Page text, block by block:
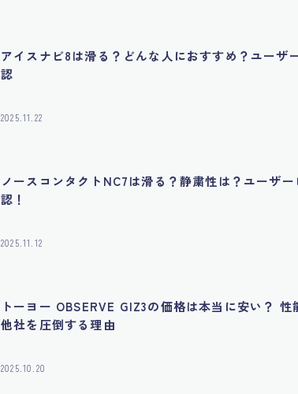
アイスナビ8は滑る？どんな人におすすめ？ユーザ
認
2025.11.22
ノースコンタクトNC7は滑る？静粛性は？ユーザ
認！
2025.11.12
トーヨー OBSERVE GIZ3の価格は本当に安い？ 性
他社を圧倒する理由
2025.10.20